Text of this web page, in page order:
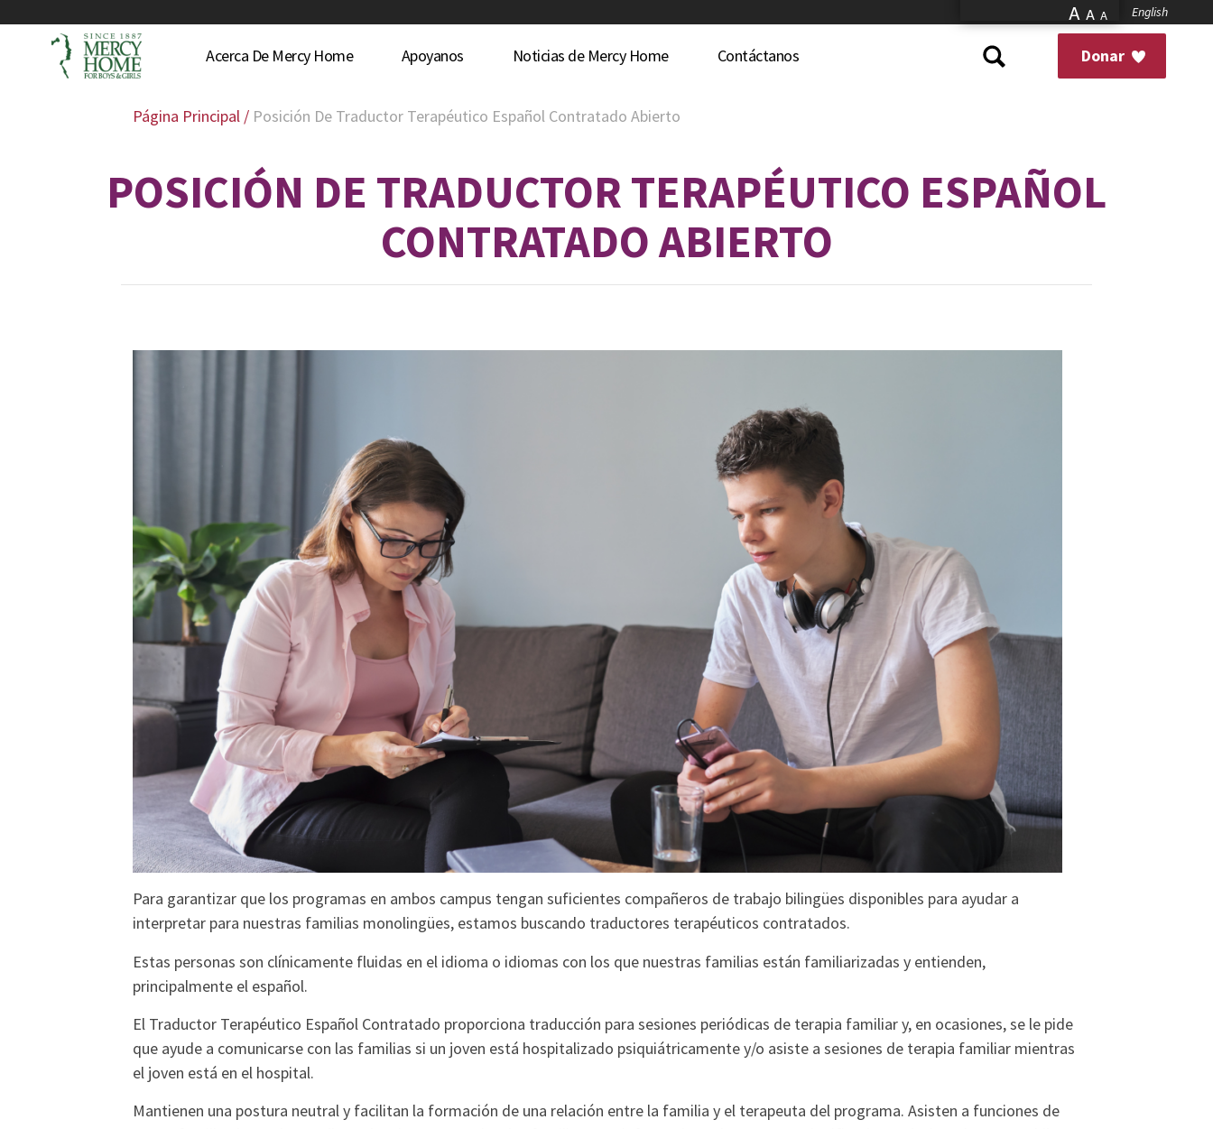
A A A English
Donar
Acerca De Mercy Home Apoyanos Noticias de Mercy Home Contáctanos
Página Principal / Posición De Traductor Terapéutico Español Contratado Abierto
POSICIÓN DE TRADUCTOR TERAPÉUTICO ESPAÑOL
CONTRATADO ABIERTO
Para garantizar que los programas en ambos campus tengan suficientes compañeros de trabajo bilingües disponibles para ayudar a
interpretar para nuestras familias monolingües, estamos buscando traductores terapéuticos contratados.
Estas personas son clínicamente fluidas en el idioma o idiomas con los que nuestras familias están familiarizadas y entienden,
principalmente el español.
El Traductor Terapéutico Español Contratado proporciona traducción para sesiones periódicas de terapia familiar y, en ocasiones, se le pide
que ayude a comunicarse con las familias si un joven está hospitalizado psiquiátricamente y/o asiste a sesiones de terapia familiar mientras
el joven está en el hospital.
Mantienen una postura neutral y facilitan la formación de una relación entre la familia y el terapeuta del programa. Asisten a funciones de